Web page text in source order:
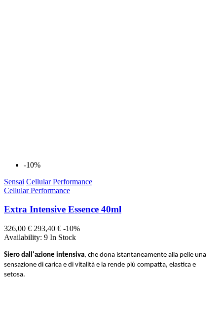
-10%
Sensai Cellular Performance
Cellular Performance
Extra Intensive Essence 40ml
326,00 € 293,40 € -10%
Availability: 9 In Stock
Siero dall'azione intensiva, che dona istantaneamente alla pelle una
sensazione di carica e di vitalità e la rende più compatta, elastica e
setosa.